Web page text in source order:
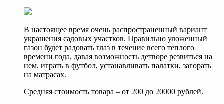
В настоящее время очень распространенный вариант
украшения садовых участков. Правильно уложенный
газон будет радовать глаз в течение всего теплого
времени года, давая возможность детворе резвиться на
нем, играть в футбол, устанавливать палатки, загорать
на матрасах.
Средняя стоимость товара – от 200 до 20000 рублей.